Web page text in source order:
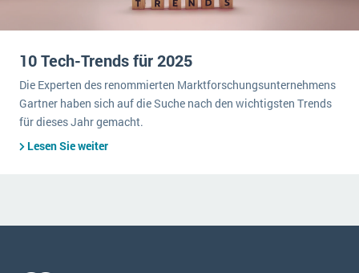
10 Tech-Trends für 2025
Die Experten des renommierten Marktforschungsunternehmens
Gartner haben sich auf die Suche nach den wichtigsten Trends
für dieses Jahr gemacht.
Lesen Sie weiter